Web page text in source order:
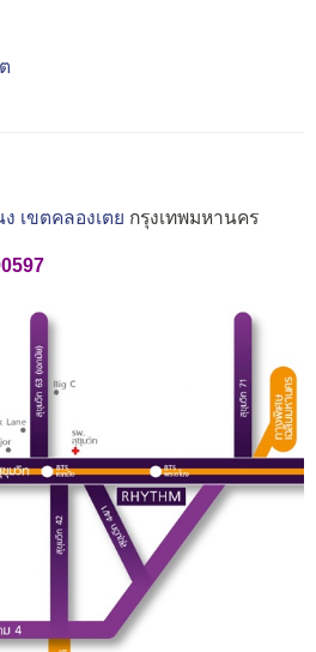
ง เขตคลองเตย กรุงเทพมหานคร